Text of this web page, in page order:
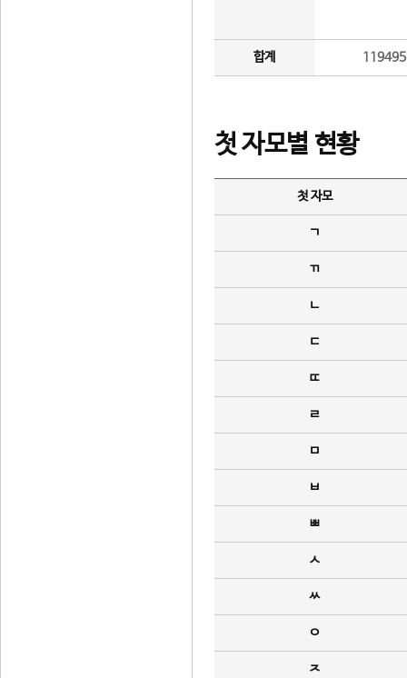
합계
첫 자모별 현황
첫 자모
ㄱ
ㄲ
ㄴ
ㄷ
ㄸ
ㄹ
ㅁ
ㅂ
ㅃ
ㅅ
ㅆ
ㅇ
ㅈ